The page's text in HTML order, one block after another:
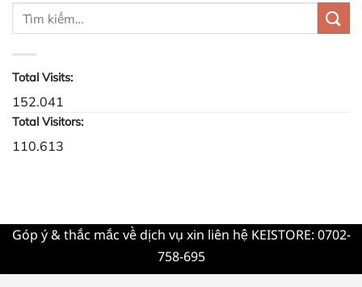
hợp
khuôn
Total Visits:
152.041
Total Visitors:
110.613
Góp ý & thắc mắc về dịch vụ xin liên hệ KEISTORE: 0702-
758-695